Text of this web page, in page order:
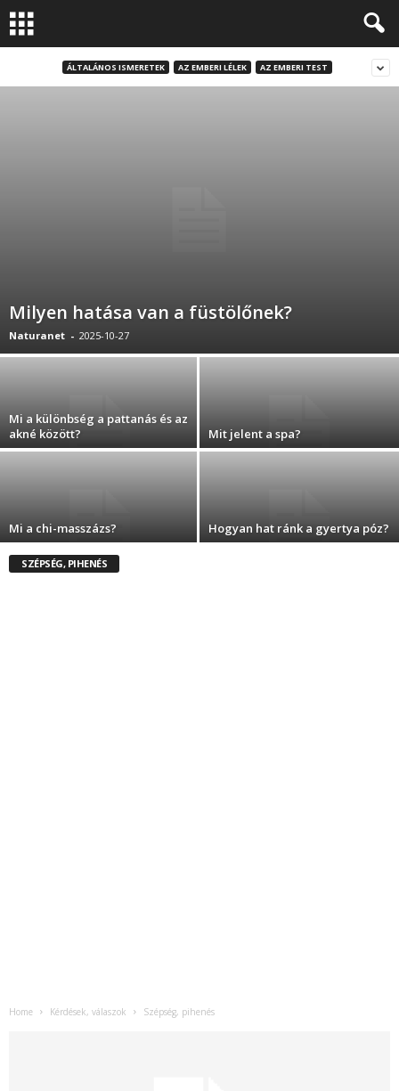
ÁLTALÁNOS ISMERETEK AZ EMBERI LÉLEK AZ EMBERI TEST
Milyen hatása van a füstölőnek?
Naturanet - 2025-10-27
Mi a különbség a pattanás és az
akné között?
Mit jelent a spa?
Mi a chi-masszázs? Hogyan hat ránk a gyertya póz?
SZÉPSÉG, PIHENÉS
Home Kérdések, válaszok Szépség, pihenés